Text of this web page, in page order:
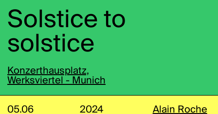
Solstice to
solstice
Konzerthausplatz,
Werksviertel - Munich
05.06 2024 Alain Roche